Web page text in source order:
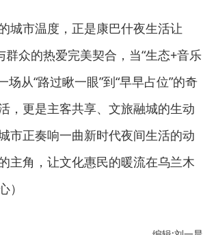
城市温度，正是康巴什夜生活让
群众的热爱完美契合，当“生态+音乐
从“路过瞅一眼”到“早早占位”的奇
，更是主客共享、文旅融城的生动
市正奏响一曲新时代夜间生活的动
主角，让文化惠民的暖流在乌兰木
）